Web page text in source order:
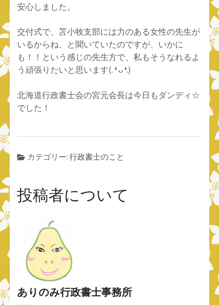
安心しました。
交付式で、苫小牧支部には力のある女性の先生が
いるからね、と聞いていたのですが、いかに
も！！という感じの先生方で、私もそうなれるよ
う頑張りたいと思います(⁠.⁠ ⁠❛⁠ ⁠ᴗ⁠ ⁠❛⁠.⁠)
北海道行政書士会の宮元会長は今日もダンディ☆
でした！
カテゴリー: 行政書士のこと
投稿者について
ありのみ行政書士事務所